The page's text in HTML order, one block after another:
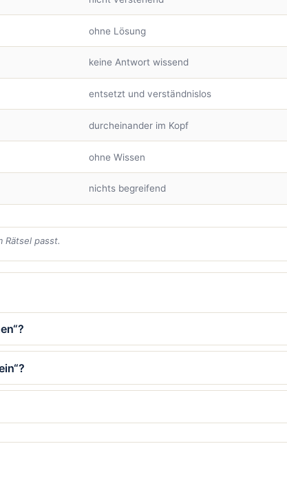
ohne Lösung
keine Antwort wissend
entsetzt und verständnislos
durcheinander im Kopf
ohne Wissen
nichts begreifend
Rätsel passt.